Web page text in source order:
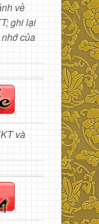
về
ghi lại
của
và